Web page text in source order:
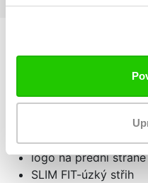
Podrobnosti
sportovní triko
na ramenou vsadka
logo na přední
SLIM FIT-úzký střih